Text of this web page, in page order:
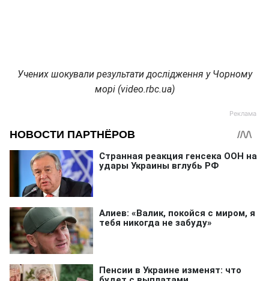
Учених шокували результати дослідження у Чорному
морі (video.rbc.ua)